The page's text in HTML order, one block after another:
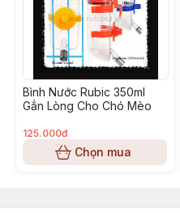
Bình Nước Rubic 350ml
Gắn Lòng Cho Chó Mèo
125.000đ
Chọn mua